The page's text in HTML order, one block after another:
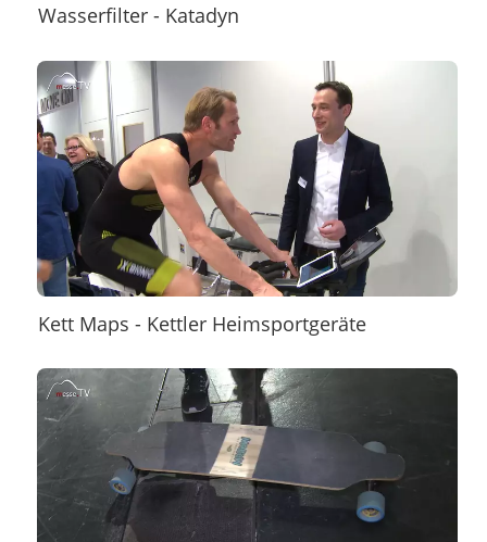
Wasserfilter - Katadyn
Kett Maps - Kettler Heimsportgeräte